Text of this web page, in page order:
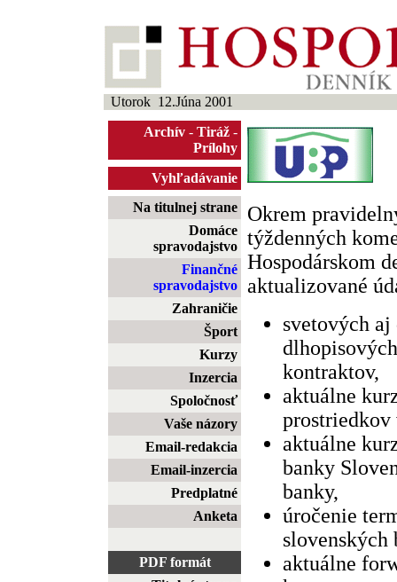
Utorok 12.Júna 2001
Archív - Tiráž -
Prílohy
Vyhľadávanie
Na titulnej strane
Domáce
spravodajstvo
Finančné
spravodajstvo
Zahraničie
Šport
Kurzy
Inzercia
Spoločnosť
Vaše názory
Email-redakcia
Email-inzercia
Predplatné
Anketa
PDF formát
Okrem
týždenných
Hospodárskom
aktualizované
svetových
kontraktov,
aktuálne
prostriedkov
aktuálne
banky
banky,
úročenie
slovenských
aktuálne